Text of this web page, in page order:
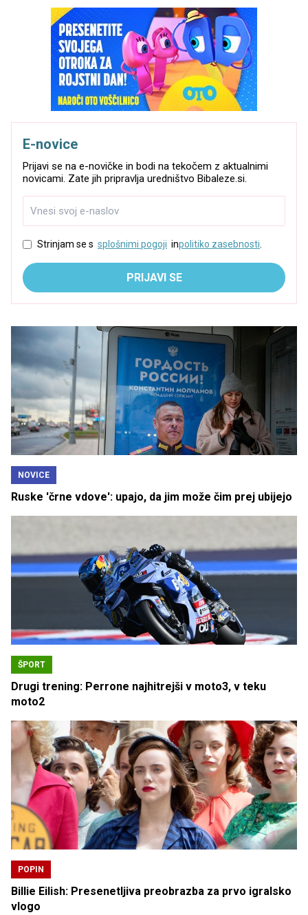
E-novice
Prijavi se na e-novičke in bodi na tekočem z aktualnimi
novicami. Zate jih pripravlja uredništvo Bibaleze.si.
Strinjam se s splošnimi pogoji inpolitiko zasebnosti
PRIJAVI SE
NOVICE
Ruske 'črne vdove': upajo, da jim može čim prej ubijejo
ŠPORT
Drugi trening: Perrone najhitrejši v moto3, v teku
moto2
POPIN
Billie Eilish: Presenetljiva preobrazba za prvo igralsko
vlogo